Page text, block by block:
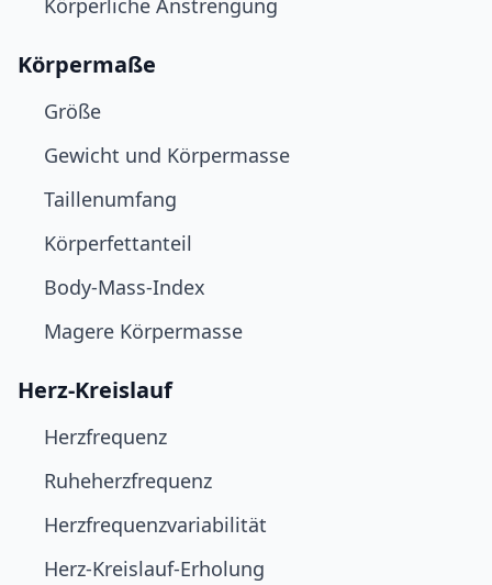
Körperliche Anstrengung
Körpermaße
Größe
Gewicht und Körpermasse
Taillenumfang
Körperfettanteil
Body-Mass-Index
Magere Körpermasse
Herz-Kreislauf
Herzfrequenz
Ruheherzfrequenz
Herzfrequenzvariabilität
Herz-Kreislauf-Erholung